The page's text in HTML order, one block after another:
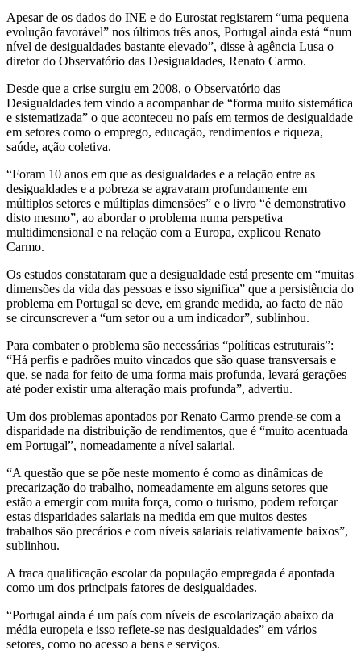
Apesar de os dados do INE e do Eurostat registarem “uma pequena
evolução favorável” nos últimos três anos, Portugal ainda está “num
nível de desigualdades bastante elevado”, disse à agência Lusa o
diretor do Observatório das Desigualdades, Renato Carmo.
Desde que a crise surgiu em 2008, o Observatório das
Desigualdades tem vindo a acompanhar de “forma muito sistemática
e sistematizada” o que aconteceu no país em termos de desigualdade
em setores como o emprego, educação, rendimentos e riqueza,
saúde, ação coletiva.
“Foram 10 anos em que as desigualdades e a relação entre as
desigualdades e a pobreza se agravaram profundamente em
múltiplos setores e múltiplas dimensões” e o livro “é demonstrativo
disto mesmo”, ao abordar o problema numa perspetiva
multidimensional e na relação com a Europa, explicou Renato
Carmo.
Os estudos constataram que a desigualdade está presente em “muitas
dimensões da vida das pessoas e isso significa” que a persistência do
problema em Portugal se deve, em grande medida, ao facto de não
se circunscrever a “um setor ou a um indicador”, sublinhou.
Para combater o problema são necessárias “políticas estruturais”:
“Há perfis e padrões muito vincados que são quase transversais e
que, se nada for feito de uma forma mais profunda, levará gerações
até poder existir uma alteração mais profunda”, advertiu.
Um dos problemas apontados por Renato Carmo prende-se com a
disparidade na distribuição de rendimentos, que é “muito acentuada
em Portugal”, nomeadamente a nível salarial.
“A questão que se põe neste momento é como as dinâmicas de
precarização do trabalho, nomeadamente em alguns setores que
estão a emergir com muita força, como o turismo, podem reforçar
estas disparidades salariais na medida em que muitos destes
trabalhos são precários e com níveis salariais relativamente baixos”,
sublinhou.
A fraca qualificação escolar da população empregada é apontada
como um dos principais fatores de desigualdades.
“Portugal ainda é um país com níveis de escolarização abaixo da
média europeia e isso reflete-se nas desigualdades” em vários
setores, como no acesso a bens e serviços.